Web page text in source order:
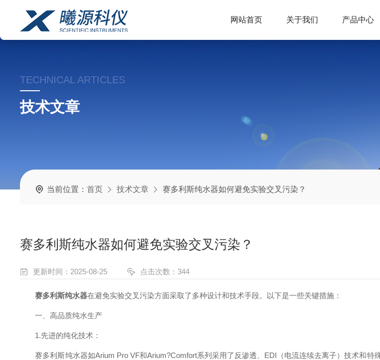
网站首页 关于我们 产品中心
TECHNICAL ARTICLES
技术文章
当前位置：首页 技术文章 赛多利斯纯水器如何避免实验交叉污染？
赛多利斯纯水器如何避免实验交叉污染？
更新时间：2025-08-25 点击次数：344
赛多利斯纯水器在避免实验交叉污染方面采取了多种设计和技术手段。以下是一些关键措施：
一、高品质纯水生产
1.先进的纯化技术：
赛多利斯纯水器如Arium Pro VF和Arium?Comfort系列采用了反渗透、EDI（电流连续去离子）技术和特